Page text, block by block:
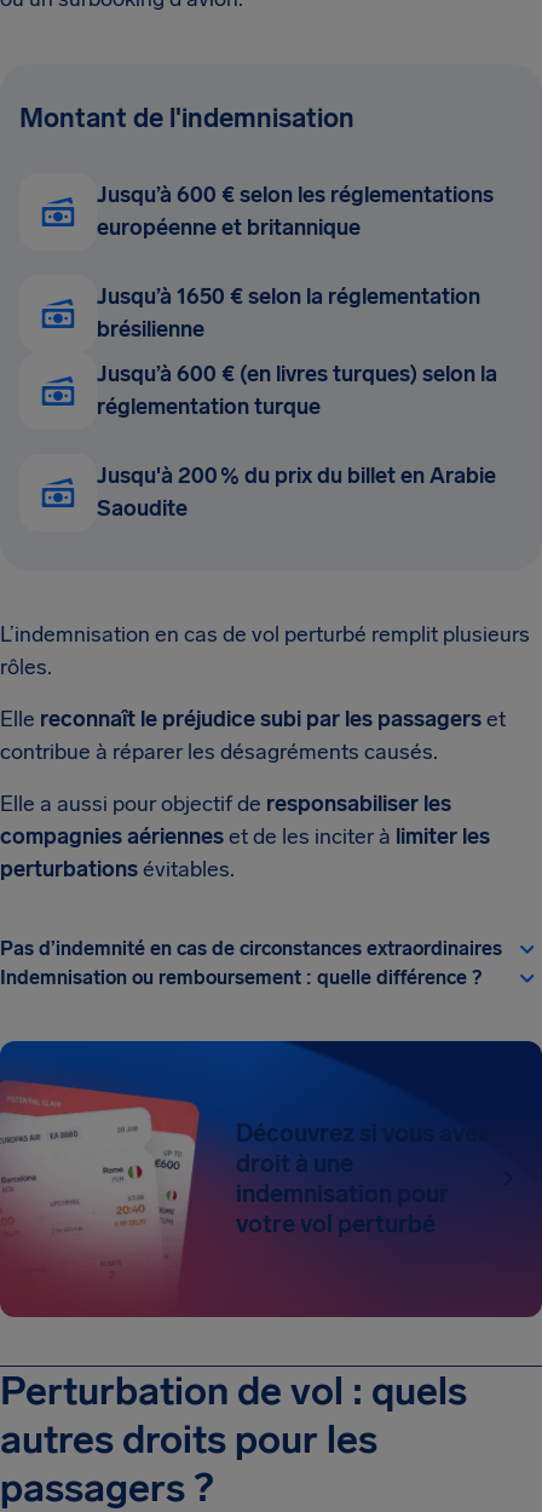
Montant de l'indemnisation
Jusqu’à 600 € selon les réglementations
européenne et britannique
Jusqu’à 1650 € selon la réglementation
brésilienne
Jusqu’à 600 € (en livres turques) selon la
réglementation turque
Jusqu'à 200 % du prix du billet en Arabie
Saoudite
L’indemnisation en cas de vol perturbé remplit plusieurs
rôles.
Elle reconnaît le préjudice subi par les passagerset
contribue à réparer les désagréments causés.
Elle a aussi pour objectif de responsabiliser les
compagnies aérienneset de les inciter à limiter les
perturbationsévitables.
Pas d’indemnité en cas de circonstances extraordinaires
Indemnisation ou remboursement : quelle différence ?
Découvrez si vous avez
droit à une
indemnisation pour
votre vol perturbé
Perturbation de vol : quels
autres droits pour les
passagers ?